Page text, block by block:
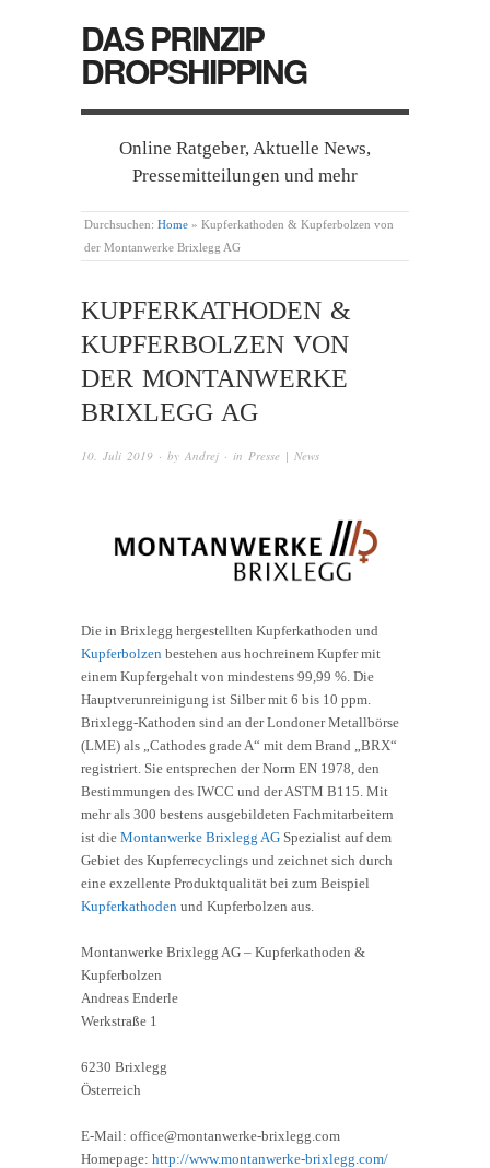
DAS PRINZIP
DROPSHIPPING
Online Ratgeber, Aktuelle News,
Pressemitteilungen und mehr
Durchsuchen: Home » Kupferkathoden & Kupferbolzen von
der Montanwerke Brixlegg AG
KUPFERKATHODEN &
KUPFERBOLZEN VON
DER MONTANWERKE
BRIXLEGG AG
10. Juli 2019 · by Andrej · in Presse | News
Die in Brixlegg hergestellten Kupferkathoden und
Kupferbolzen bestehen aus hochreinem Kupfer mit
einem Kupfergehalt von mindestens 99,99 %. Die
Hauptverunreinigung ist Silber mit 6 bis 10 ppm.
Brixlegg-Kathoden sind an der Londoner Metallbörse
(LME) als „Cathodes grade A“ mit dem Brand „BRX“
registriert. Sie entsprechen der Norm EN 1978, den
Bestimmungen des IWCC und der ASTM B115. Mit
mehr als 300 bestens ausgebildeten Fachmitarbeitern
ist die Montanwerke Brixlegg AG Spezialist auf dem
Gebiet des Kupferrecyclings und zeichnet sich durch
eine exzellente Produktqualität bei zum Beispiel
Kupferkathoden und Kupferbolzen aus.
Montanwerke Brixlegg AG – Kupferkathoden &
Kupferbolzen
Andreas Enderle
Werkstraße 1
6230 Brixlegg
Österreich
E-Mail: office@montanwerke-brixlegg.com
Homepage: http://www.montanwerke-brixlegg.com/